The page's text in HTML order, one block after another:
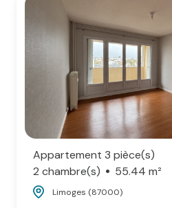
Appartement 3 pièce(s)
2 chambre(s)
55.44 m²
Limoges (87000)